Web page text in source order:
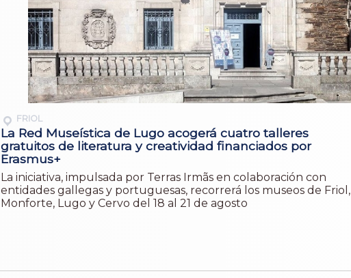
FRIOL
La Red Museística de Lugo acogerá cuatro talleres
gratuitos de literatura y creatividad financiados por
Erasmus+
La iniciativa, impulsada por Terras Irmãs en colaboración con
entidades gallegas y portuguesas, recorrerá los museos de Friol,
Monforte, Lugo y Cervo del 18 al 21 de agosto